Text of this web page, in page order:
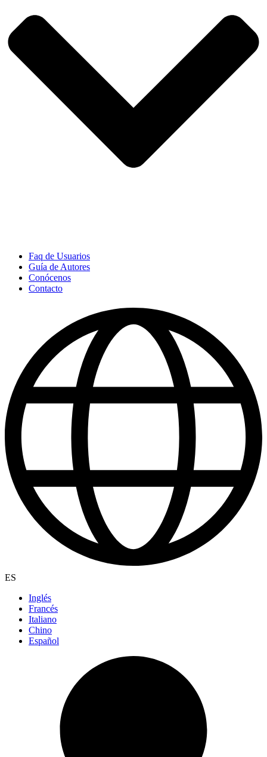
Faq de Usuarios
Guía de Autores
Conócenos
Contacto
ES
Inglés
Francés
Italiano
Chino
Español